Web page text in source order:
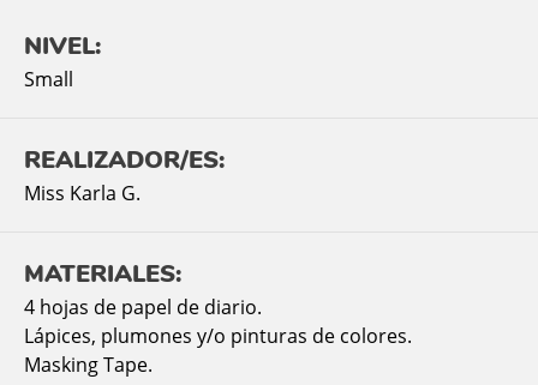
NIVEL:
Small
REALIZADOR/ES:
Miss Karla G.
MATERIALES:
4 hojas de papel de diario.
Lápices, plumones y/o pinturas de colores.
Masking Tape.